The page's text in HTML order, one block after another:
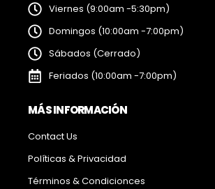
Viernes (9:00am -5:30pm)
Domingos (10:00am -7:00pm)
Sábados (Cerrado)
Feriados (10:00am -7:00pm)
MÁS INFORMACIÓN
Contact Us
Políticas & Privacidad
Términos & Condicionces